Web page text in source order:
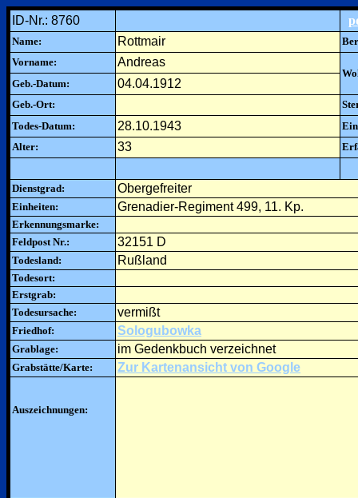
ID-Nr.: 8760
Name: Rottmair
Vorname:
Andreas
Geb.-Datum:
04.04.1912
Geb.-Ort:
Todes-Datum:
28.10.1943
Alter:
33
Dienstgrad: Obergefreiter
Einheiten: Grenadier-Regiment 499, 11. Kp.
Erkennungsmarke:
Feldpost Nr.:
32151 D
Todesland: Rußland
Todesort:
Erstgrab:
Todesursache:
vermißt
Friedhof: Sologubowka
Grablage: im Gedenkbuch verzeichnet
Grabstätte/Karte: Zur Kartenansicht von Google
Auszeichnungen: